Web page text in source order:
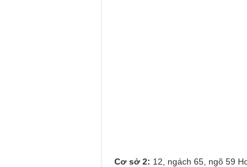
Cơ sở 2: 12, ngách 65, ngõ 59